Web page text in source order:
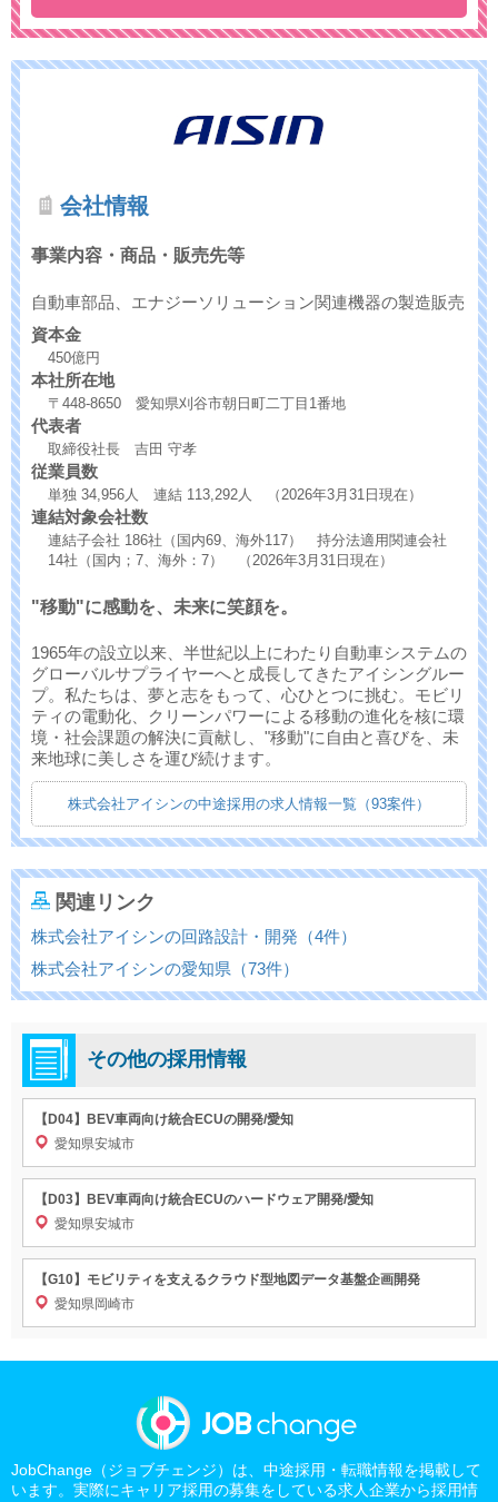
会社情報
事業内容・商品・販売先等
自動車部品、エナジーソリューション関連機器の製造販売
資本金
450億円
本社所在地
〒448-8650 愛知県刈谷市朝日町二丁目1番地
代表者
取締役社長 吉田 守孝
従業員数
単独 34,956人 連結 113,292人 （2026年3月31日現在）
連結対象会社数
連結子会社 186社（国内69、海外117） 持分法適用関連会社
14社（国内；7、海外：7） （2026年3月31日現在）
"移動"に感動を、未来に笑顔を。
1965年の設立以来、半世紀以上にわたり自動車システムの
グローバルサプライヤーへと成長してきたアイシングルー
プ。私たちは、夢と志をもって、心ひとつに挑む。モビリ
ティの電動化、クリーンパワーによる移動の進化を核に環
境・社会課題の解決に貢献し、"移動"に自由と喜びを、未
来地球に美しさを運び続けます。
株式会社アイシンの中途採用の求人情報一覧（93案件）
関連リンク
株式会社アイシンの回路設計・開発（4件）
株式会社アイシンの愛知県（73件）
その他の採用情報
【D04】BEV車両向け統合ECUの開発/愛知
愛知県安城市
【D03】BEV車両向け統合ECUのハードウェア開発/愛知
愛知県安城市
【G10】モビリティを支えるクラウド型地図データ基盤企画開発
愛知県岡崎市
JobChange（ジョブチェンジ）は、中途採用・転職情報を掲載して
います。実際にキャリア採用の募集をしている求人企業から採用情